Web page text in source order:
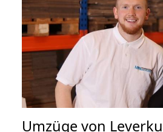
Umzüge von